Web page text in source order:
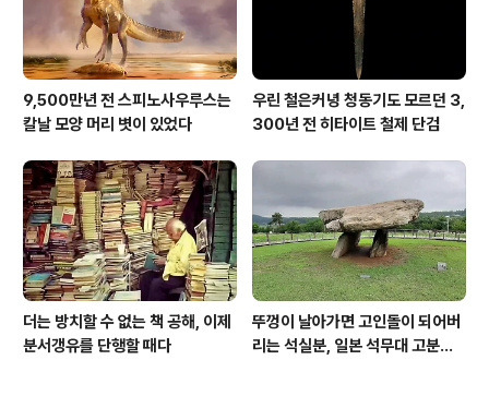
9,500만년 전 스피노사우루스는
칼날 모양 머리 볏이 있었다
우린 철은커녕 청동기도 모르던 3,
300년 전 히타이트 철제 단검
더는 방치할 수 없는 책 공해, 이제
분서갱유를 단행할 때다
뚜껑이 날아가면 고인돌이 되어버
리는 석실분, 일본 석무대 고분의